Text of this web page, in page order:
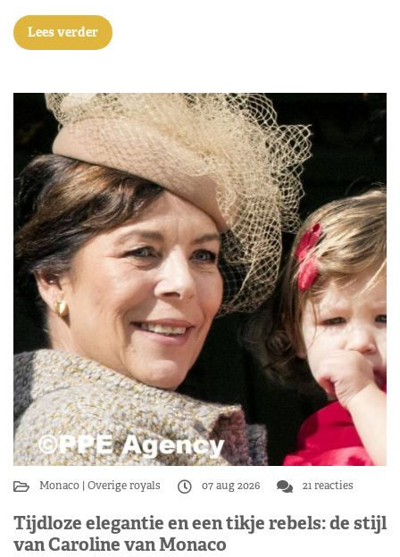
Lees verder
Monaco Overige royals 07 aug 2026 21 reacties
Tijdloze elegantie en een tikje rebels: de stijl
van Caroline van Monaco